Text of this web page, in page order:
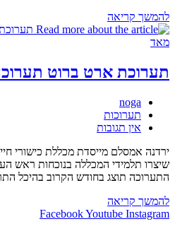
להמשך קריאהמסעדה
חדשה
Patrick’s
Rooftop
תערוכת ארט ברוט
מחבר:
noga
קטגוריה:
תערוכות
תגובות:
אין תגובות
ירדנה אמסלם מייסדת מכללת כישורי
שיצרו תלמידי המכללה בנוכחות ראש
התערוכה תוצג בחודש הקרוב בהיכל
להמשך קריאהתערוכת
ארט FacebookYoutube Instagram